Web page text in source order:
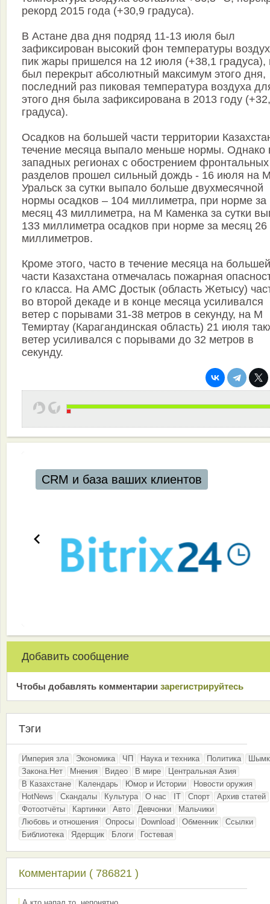
рекорд 2015 года (+30,9 градуса).
В Астане два дня подряд 11-13 июля был
зафиксирован высокий фон температуры
пик жары пришелся на 12 июля (+38,1 градуса),
был перекрыт абсолютный максимум этого дня,
последний раз пиковая температура воздуха
этого дня была зафиксирована в 2013 году
градуса).
Осадков на большей части территории
течение месяца выпало меньше нормы. Однако
западных регионах с обострением фронтальных
разделов прошел сильный дождь - 16 июля на
Уральск за сутки выпало больше двухмесячной
нормы осадков – 104 миллиметра, при норме за
месяц 43 миллиметра, на М Каменка за сутки
133 миллиметра осадков при норме за месяц 26
миллиметров.
Кроме этого, часто в течение месяца на большей
части Казахстана отмечалась пожарная
го класса. На АМС Достык (область Жетысу)
во второй декаде и в конце месяца усиливался
ветер с порывами 31-38 метров в секунду, на М
Темиртау (Карагандинская область) 21 июля
ветер усиливался с порывами до 32 метров в
секунду.
CRM и база ваших клиентов
Добавить сообщение
Чтобы добавлять комментарии зарeгиcтрирyйтeсь
Тэги
Империя зла Экономика ЧП Наука и техника Политика
Закона.Нет
Мнения Видео В мире
Центральная Азия
В Казахстане
Календарь Юмор и Истории
Новости оружия
HotNews
Скандалы Культура О нас IT Спорт
Архив статей
Фотоотчёты
Картинки Авто Девчонки
Мальчики
Любовь и отношения
Опросы Download Обменник
Ссылки
Библиотека
Ядерщик Блоги Гостевая
Комментарии ( 786821 )